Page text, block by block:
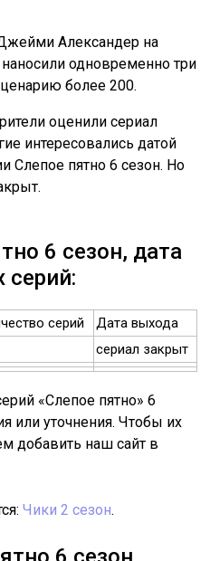
Александер на
одновременно три
более 200.
оценили сериал
интересовались датой
Слепое пятно 6 сезон. Но
6 сезон, дата
серий:
серий
Дата выхода
сериал закрыт
«Слепое пятно» 6
или уточнения. Чтобы их
добавить наш сайт в
Чики 2 сезон.